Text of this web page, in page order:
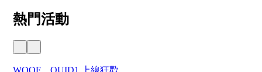
熱門活動
WOOF、QUID1 上線狂歡